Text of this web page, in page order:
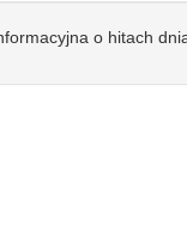
o hitach